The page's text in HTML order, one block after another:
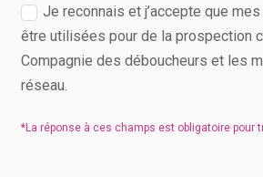
Je reconnais et j’accepte que
être utilisées pour de la prospection
Compagnie des déboucheurs et les
réseau.